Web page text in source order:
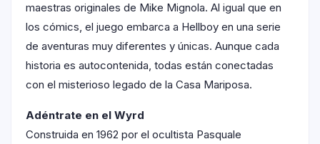
maestras originales de Mike Mignola. Al igual que en
los cómics, el juego embarca a Hellboy en una serie
de aventuras muy diferentes y únicas. Aunque cada
historia es autocontenida, todas están conectadas
con el misterioso legado de la Casa Mariposa.
Adéntrate en el Wyrd
Construida en 1962 por el ocultista Pasquale